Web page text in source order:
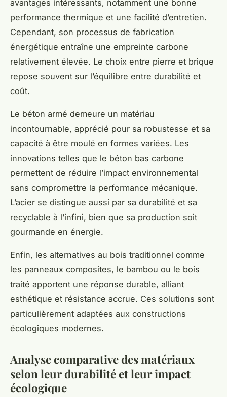
avantages intéressants, notamment une bonne
performance thermique et une facilité d’entretien.
Cependant, son processus de fabrication
énergétique entraîne une empreinte carbone
relativement élevée. Le choix entre pierre et brique
repose souvent sur l’équilibre entre durabilité et
coût.
Le béton armé demeure un matériau
incontournable, apprécié pour sa robustesse et sa
capacité à être moulé en formes variées. Les
innovations telles que le béton bas carbone
permettent de réduire l’impact environnemental
sans compromettre la performance mécanique.
L’acier se distingue aussi par sa durabilité et sa
recyclable à l’infini, bien que sa production soit
gourmande en énergie.
Enfin, les alternatives au bois traditionnel comme
les panneaux composites, le bambou ou le bois
traité apportent une réponse durable, alliant
esthétique et résistance accrue. Ces solutions sont
particulièrement adaptées aux constructions
écologiques modernes.
Analyse comparative des matériaux
selon leur durabilité et leur impact
écologique